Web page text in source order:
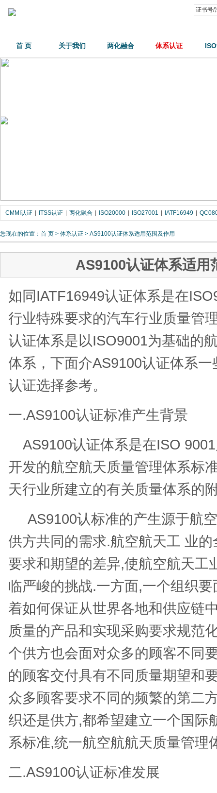
首 页 关于我们 两化融合 体系认证
CMMI认证 ITSS认证 两化融合 ISO20000 ISO27001 IATF16949
您现在的位置： 首 页 > 体系认证 > AS9100认证体系适用范围及作用
AS9100认证体系适用
如同IATF16949认证体系是在
行业特殊要求的汽车行业质量管
认证体系是以ISO9001为基础的
体系，下面介AS9100认证体系
认证选择参考。
一.AS9100认证标准产生背景
AS9100认证体系是在ISO
开发的航空航天质量管理体系标
天行业所建立的有关质量体系的
AS9100认标准的产生源于航
供方共同的需求.航空航天工 业
要求和期望的差异,使航空航天工
临严峻的挑战.一方面,一个组织
着如何保证从世界各地和供应链
质量的产品和实现采购要求规范
个供方也会面对众多的顾客不同
的顾客交付具有不同质量期望和
众多顾客要求不同的频繁的第二
织还是供方,都希望建立一个国际
系标准,统一航空航航天质量管理
二.AS9100认证标准发展